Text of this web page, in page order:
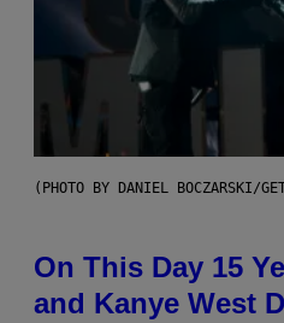
(PHOTO BY DANIEL BOCZARSKI/
On This Day 15
and Kanye West